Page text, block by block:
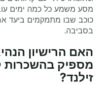
מסע משמע כל כמה ימים
כוכב שבו מתמקמים ביעד
בסביבה.
האם הרישיון
מספיק בהשכרות
זילנד?